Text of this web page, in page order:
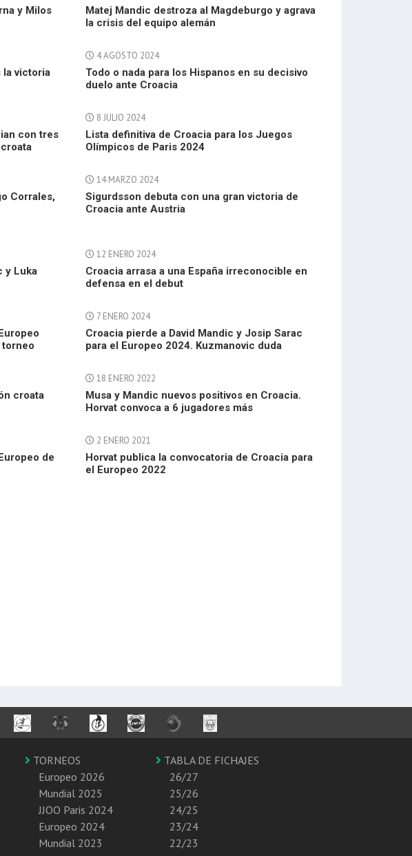
y Milos
Matej Mandic destroza al Magdeburgo y agrava
la crisis del equipo alemán
la victoria
4 AGOSTO 2024
Todo o nada para los Hispanos en su decisivo
duelo ante Croacia
con tres
8 JULIO 2024
Lista definitiva de Croacia para los Juegos
Olímpicos de Paris 2024
Corrales,
14 MARZO 2024
Sigurdsson debuta con una gran victoria de
Croacia ante Austria
y Luka
12 ENERO 2024
Croacia arrasa a una España irreconocible en
defensa en el debut
torneo
7 ENERO 2024
Croacia pierde a David Mandic y Josip Sarac
para el Europeo 2024. Kuzmanovic duda
croata
18 ENERO 2022
Musa y Mandic nuevos positivos en Croacia.
Horvat convoca a 6 jugadores más
de
2 ENERO 2021
Horvat publica la convocatoria de Croacia para
el Europeo 2022
TORNEOS
Europeo 2026
Mundial 2025
JJOO Paris 2024
Europeo 2024
Mundial 2023
TABLA DE FICHAJES
26/27
25/26
24/25
23/24
22/23